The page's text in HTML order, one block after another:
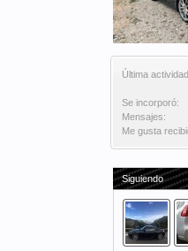
Última
Se incorporó:
Mensajes:
Me gusta
Siguiendo